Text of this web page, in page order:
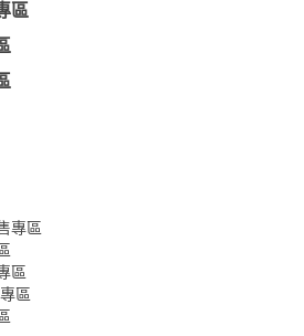
區
專區
區
區